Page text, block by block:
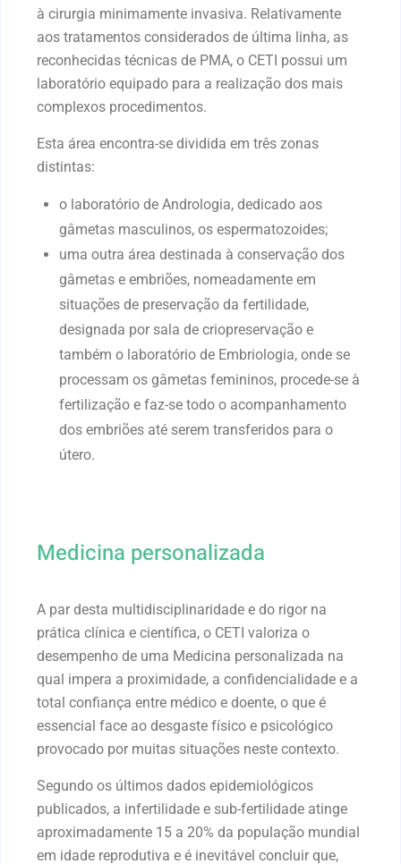
à cirurgia minimamente invasiva. Relativamente
aos tratamentos considerados de última linha, as
reconhecidas técnicas de PMA, o CETI possui um
laboratório equipado para a realização dos mais
complexos procedimentos.
Esta área encontra-se dividida em três zonas
distintas:
o laboratório de Andrologia, dedicado aos
gâmetas masculinos, os espermatozoides;
uma outra área destinada à conservação dos
gâmetas e embriões, nomeadamente em
situações de preservação da fertilidade,
designada por sala de criopreservação e
também o laboratório de Embriologia, onde se
processam os gâmetas femininos, procede-se à
fertilização e faz-se todo o acompanhamento
dos embriões até serem transferidos para o
útero.
Medicina personalizada
A par desta multidisciplinaridade e do rigor na
prática clínica e científica, o CETI valoriza o
desempenho de uma Medicina personalizada na
qual impera a proximidade, a confidencialidade e a
total confiança entre médico e doente, o que é
essencial face ao desgaste físico e psicológico
provocado por muitas situações neste contexto.
Segundo os últimos dados epidemiológicos
publicados, a infertilidade e sub-fertilidade atinge
aproximadamente 15 a 20% da população mundial
em idade reprodutiva e é inevitável concluir que,